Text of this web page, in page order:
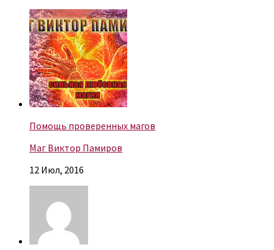
Помощь проверенных магов
Маг Виктор Памиров
12 Июл, 2016